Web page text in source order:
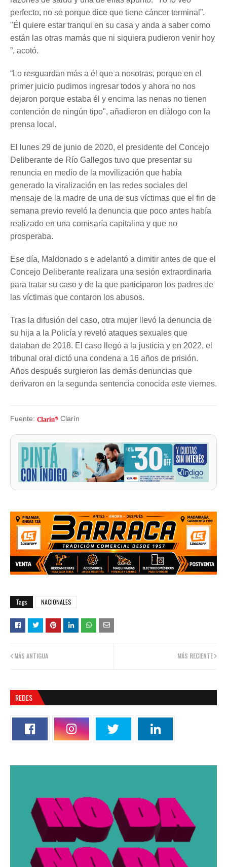
perfecto, no se porque dice que tiene cáncer terminal”.
"Él quiere estar tranqui en su casa y anda a saber como
están las otras mamás que ni siquiera pudieron venir hoy
”, acotó.
“Lo resguardan más a él que a nosotras, porque en el
primer juicio pudimos ingresar todos y ahora no nos
dejaron porque estaba él y encima las nenas no tienen
contención de ningún tipo", añadieron en diálogo con la
prensa local.
El lunes 29 de junio de 2020, el presidente del Concejo
Deliberante de Río Gallegos tuvo que presentar su
renuncia en medio de la movilización que había
generado la viralización en las redes sociales del
mensaje de la madre de una de sus víctimas que el fin de
semana previo reveló la denuncia que poco antes había
realizado en una comisaría capitalina y que no
prosperaba.
Ese día, Maldonado s e adelantó a dimitir antes de que el
Concejo Deliberante realizara una sesión extraordinaria
para tratar su caso y de la que participaron los padres de
las víctimas que contaron los abusos.
Tras la difusión del caso, otra mujer llevó la denuncia de
su hija a la Policía y reveló ataques sexuales que
databan de 2018. El caso llegó a la justicia y en 2022, el
tribunal oral dictó una condena a 16 años de prisión.
Años después surgieron las demás denuncias que
derivaron en la segunda sentencia conocida este viernes.
Fuente: Clarín
Tags NACIONALES
MÁS RECIENTE
MÁS ANTIGUA
REDES